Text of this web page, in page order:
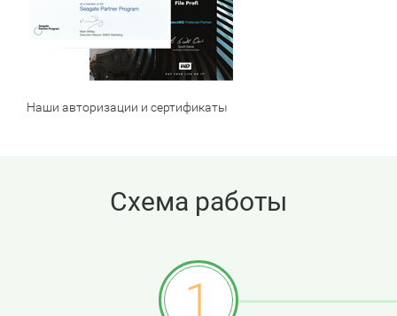
Наши авторизации и сертификаты
Схема работы
1